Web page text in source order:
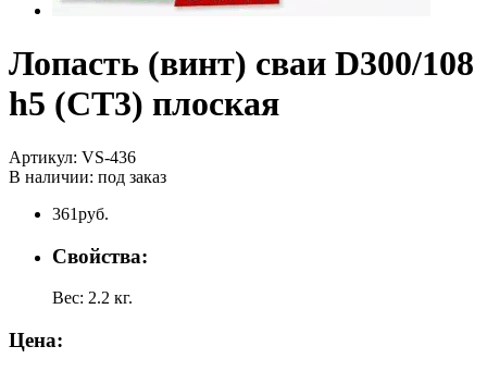
Лопасть (винт) сваи D300/108
h5 (СТ3) плоская
Артикул: VS-436
В наличии: под заказ
361руб.
Свойства:
Вес: 2.2 кг.
Цена: